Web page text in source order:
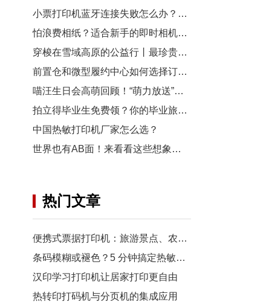
小票打印机蓝牙连接失败怎么办？从配对到断连7步排查
怕浪费相纸？适合新手的即时相机推荐
穿梭在雪域高原的公益行丨最珍贵的“礼物”，是让孩子看见远方
前置仓和微型履约中心如何选择订单小票打印机？
喵汪生日会高萌回顾！“萌力放送”请查收~
拍立得毕业生免费领？你的毕业旅行照，也有机会上「三影堂」影展了！
中国热敏打印机厂家怎么选？
世界也有AB面！来看看这些想象力拉满的拍立得作品~
热门文章
便携式票据打印机：旅游景点、农贸市场灵活打印方案
条码模糊或褪色？5 分钟搞定热敏条码打印排障指南
汉印学习打印机让居家打印更自由
热转印打码机与分页机的集成应用